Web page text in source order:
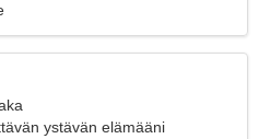
ystävän elämääni